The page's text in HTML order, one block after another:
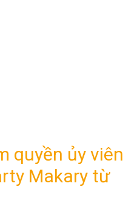
quyền ủy viên
Makary từ